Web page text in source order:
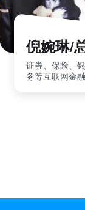
倪婉琳/
证券、保险、
务等互联网金